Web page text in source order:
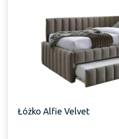
Łóżko Alfie Velvet